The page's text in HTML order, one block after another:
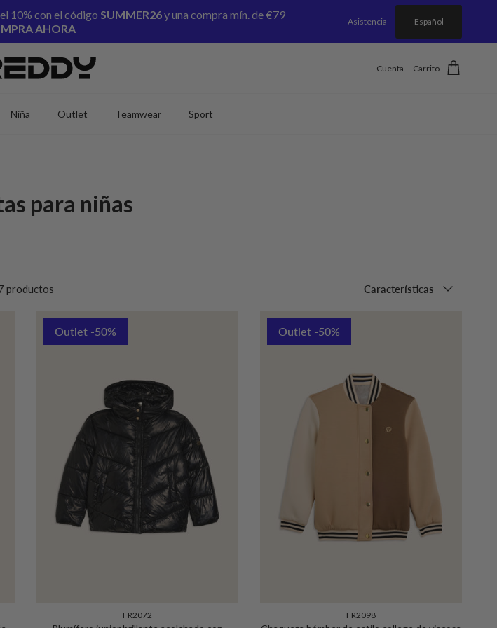
10% con el código SUMMER26y una compra mín. de €79
AHORA
Asistencia Español
Cuenta Carrito
Niña Outlet Teamwear Sport
para niñas
productos Características
Outlet -50%
FR2072
Outlet -50%
FR2098